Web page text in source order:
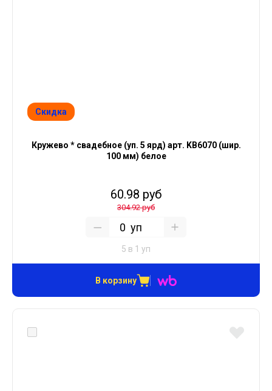
Скидка
Кружево * свадебное (уп. 5 ярд) арт. KB6070 (шир.
100 мм) белое
60.98 руб
304.92 руб
уп
5 в 1 уп
В корзину